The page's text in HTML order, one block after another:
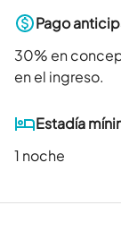
Pago
30% en
en el ingreso.
Estadía
1 noche